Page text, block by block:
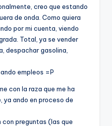
creo que estando
de onda. Como quiera
por mi cuenta, viendo
Total, ya se vender
despachar gasolina,
empleos =P
con la raza que me ha
ando en proceso de
con preguntas (las que